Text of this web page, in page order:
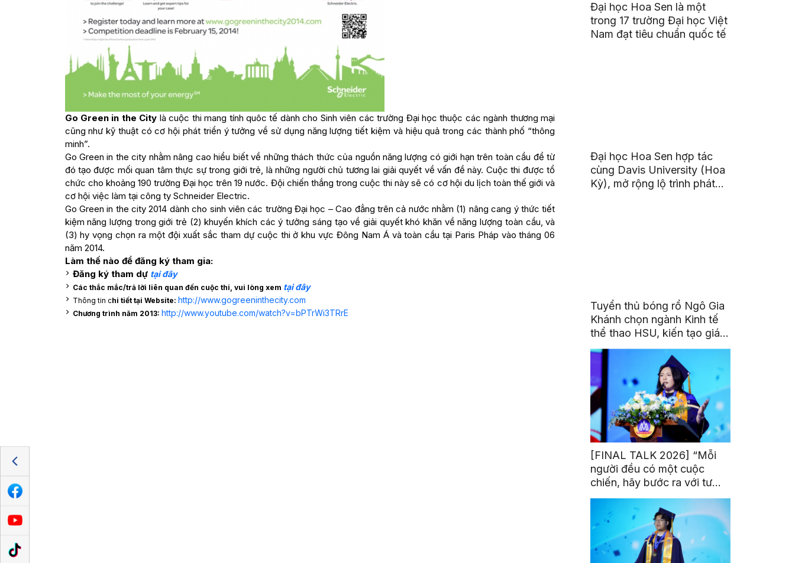
Go Green in the City là cuộc thi mang tính quôc tế dành cho Sinh viên các trường Đại học thuộc các ngành thương mại
cũng như kỹ thuật có cơ hội phát triển ý tưởng về sử dụng năng lượng tiết kiệm và hiệu quả trong các thành phố “thông
minh”.
Go Green in the city nhằm nâng cao hiểu biết về những thách thức của nguồn năng lượng có giới hạn trên toàn cầu để từ
đó tạo được mối quan tâm thực sự trong giới trẻ, là những người chủ tương lai giải quyết về vấn đề này. Cuộc thi được tổ
chức cho khoảng 190 trường Đại học trên 19 nước. Đội chiến thắng trong cuộc thi này sẽ có cơ hội du lịch toàn thế giới và
cơ hội việc làm tại công ty Schneider Electric.
Go Green in the city 2014 dành cho sinh viên các trường Đại học – Cao đẳng trên cả nước nhằm (1) nâng cang ý thức tiết
kiệm năng lượng trong giới trẻ (2) khuyến khích các ý tưởng sáng tạo về giải quyết khó khăn về năng lượng toàn cầu, và
(3) hy vọng chọn ra một đội xuất sắc tham dự cuộc thi ở khu vực Đông Nam Á và toàn cầu tại Paris Pháp vào tháng 06
năm 2014.
Làm thế nào để đăng ký tham gia:
Đăng ký tham dự tại đây
Các thắc mắc/trả lời liên quan đến cuộc thi, vui lòng xem tại đây
Thông tin chi tiết tại Website: http://www.gogreeninthecity.com
Chương trình năm 2013: http://www.youtube.com/watch?v=bPTrWi3TRrE
Đại học Hoa Sen là một
trong 17 trường Đại học Việt
Nam đạt tiêu chuẩn quốc tế
Đại học Hoa Sen hợp tác
cùng Davis University (Hoa
Kỳ), mở rộng lộ trình phát
Tuyển thủ bóng rổ Ngô Gia
Khánh chọn ngành Kinh tế
thể thao HSU, kiến tạo giá
trị từ đam mê thể thao
[FINAL TALK 2026] “Mỗi
người đều có một cuộc
chiến, hãy bước ra với tư
thế của người chiến thắng”